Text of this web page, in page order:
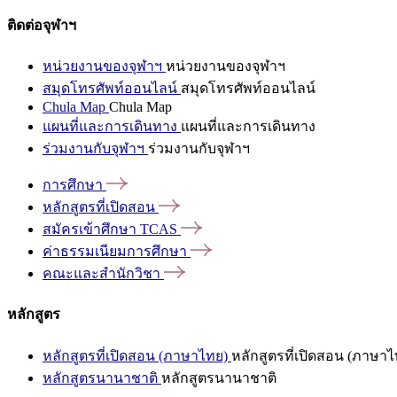
ติดต่อจุฬาฯ
หน่วยงานของจุฬาฯ หน่วยงานของจุฬาฯ
สมุดโทรศัพท์ออนไลน์ สมุดโทรศัพท์ออนไลน์
Chula Map Chula Map
แผนที่และการเดินทาง แผนที่และการเดินทาง
ร่วมงานกับจุฬาฯ ร่วมงานกับจุฬาฯ
การศึกษา
หลักสูตรที่เปิดสอน
สมัครเข้าศึกษา TCAS
ค่าธรรมเนียมการศึกษา
คณะและสำนักวิชา
หลักสูตร
หลักสูตรที่เปิดสอน (ภาษาไทย) หลักสูตรที่เปิดสอน (ภาษาไ
หลักสูตรนานาชาติ หลักสูตรนานาชาติ